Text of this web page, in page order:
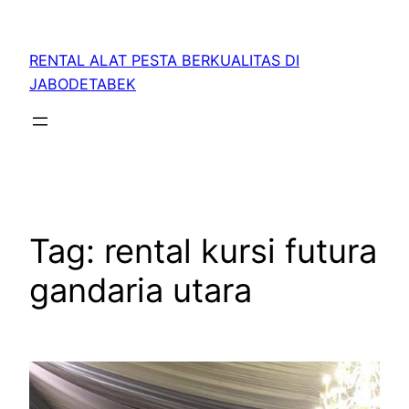
RENTAL ALAT PESTA BERKUALITAS DI
JABODETABEK
Tag: rental kursi futura
gandaria utara